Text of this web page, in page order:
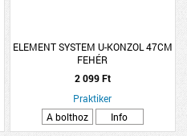
ELEMENT SYSTEM U-KONZOL 47CM
FEHÉR
2 099 Ft
Praktiker
A bolthoz
Info